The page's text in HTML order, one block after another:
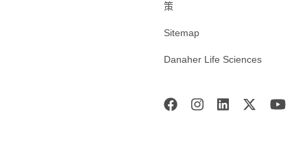
策
Sitemap
Danaher Life Sciences